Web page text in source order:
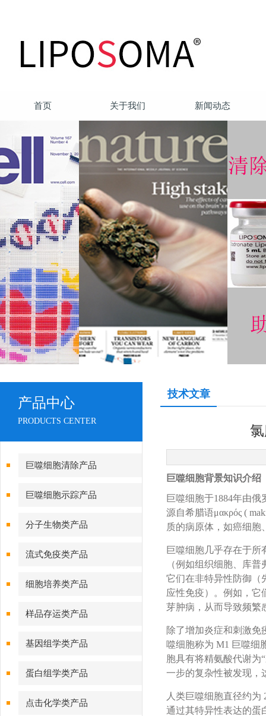
首页 关于我们 新闻动态
产品中心
PRODUCTS CENTER
巨噬细胞清除产品
巨噬细胞示踪产品
分子生物类产品
流式免疫类产品
细胞培养类产品
样品存运类产品
基因组学类产品
蛋白组学类产品
点击化学类产品
技术文章
巨噬细胞背景知识介绍
巨噬细胞于1884年由
源自希腊语μακρός (
质的病原体，如癌细胞
巨噬细胞几乎存在于
（例如组织细胞、库
它们在非特异性防御（
应性免疫）。例如，它
芽肿病，从而导致频繁
除了增加炎症和刺激
噬细胞称为 M1 巨噬细
胞具有将精氨酸代谢
一步的复杂性被发现，
人类巨噬细胞直径约为
通过其特异性表达的蛋